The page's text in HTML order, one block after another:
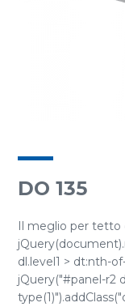
DO 135
Il meglio per tetto
dl.level1 > dt:nth-
jQuery("#panel-r2